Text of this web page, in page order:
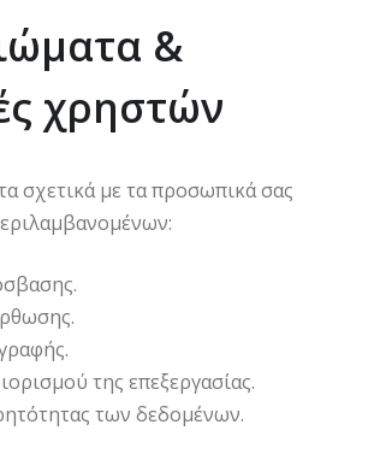
&
χρηστών
σχετικά με τα προσωπικά σας
της επεξεργασίας.
των δεδομένων.